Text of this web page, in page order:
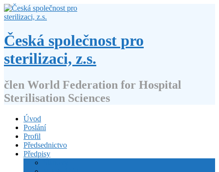
Přejít
k
webu
Česká společnost pro
sterilizaci, z.s.
člen World Federation for Hospital
Sterilisation Sciences
Úvod
Poslání
Profil
Předsednictvo
Předpisy